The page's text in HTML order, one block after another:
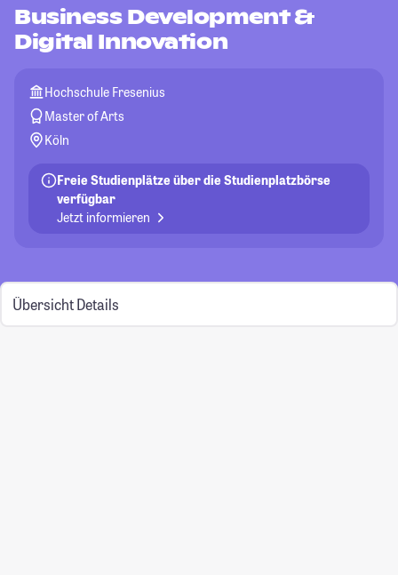
Business Development &
Digital Innovation
Hochschule Fresenius
Master of Arts
Köln
Freie Studienplätze über die Studienplatzbörse
verfügbar
Jetzt informieren
Übersicht Details